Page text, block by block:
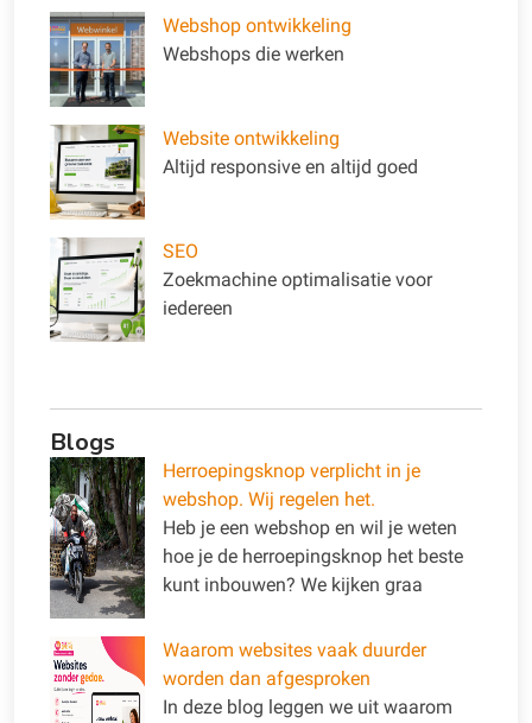
Webshop ontwikkeling
Webshops die werken
Website ontwikkeling
Altijd responsive en altijd goed
SEO
Zoekmachine optimalisatie voor
iedereen
Blogs
Herroepingsknop verplicht in je
webshop. Wij regelen het.
Heb je een webshop en wil je weten
hoe je de herroepingsknop het beste
kunt inbouwen? We kijken graa
Waarom websites vaak duurder
worden dan afgesproken
In deze blog leggen we uit waarom